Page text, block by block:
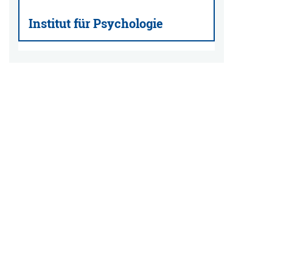
Institut für Psychologie